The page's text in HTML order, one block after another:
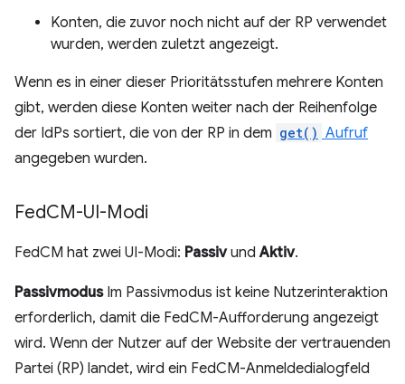
Konten, die zuvor noch nicht auf der RP verwendet
wurden, werden zuletzt angezeigt.
Wenn es in einer dieser Prioritätsstufen mehrere Konten
gibt, werden diese Konten weiter nach der Reihenfolge
der IdPs sortiert, die von der RP in dem get() Aufruf
angegeben wurden.
FedCM-UI-Modi
FedCM hat zwei UI-Modi: PassivundAktiv.
PassivmodusIm Passivmodus ist keine Nutzerinteraktion
erforderlich, damit die FedCM-Aufforderung angezeigt
wird. Wenn der Nutzer auf der Website der vertrauenden
Partei (RP) landet, wird ein FedCM-Anmeldedialogfeld